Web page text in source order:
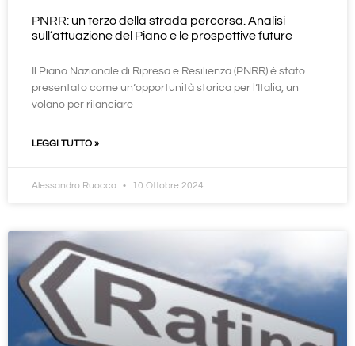
PNRR: un terzo della strada percorsa. Analisi
sull’attuazione del Piano e le prospettive future
Il Piano Nazionale di Ripresa e Resilienza (PNRR) è stato
presentato come un’opportunità storica per l’Italia, un
volano per rilanciare
LEGGI TUTTO »
Alessandro Ruocco 10 Ottobre 2024